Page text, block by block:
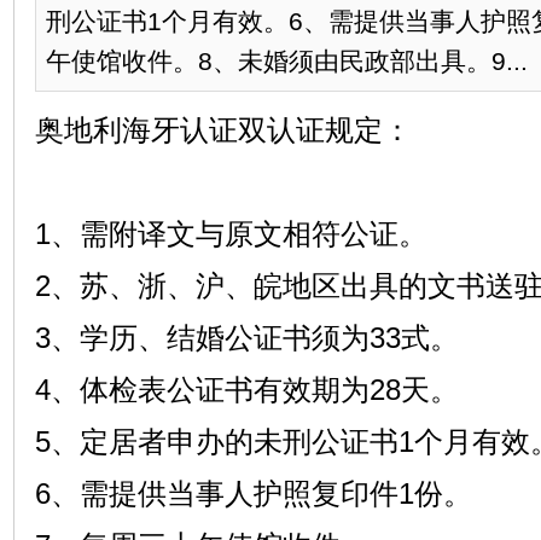
刑公证书1个月有效。6、需提供当事人护
午使馆收件。8、未婚须由民政部出具。9...
奥地利海牙认证双认证规定：
1、需附译文与原文相符公证。
2、苏、浙、沪、皖地区出具的文书送
3、学历、结婚公证书须为33式。
4、体检表公证书有效期为28天。
5、定居者申办的未刑公证书1个月有效
6、需提供当事人护照复印件1份。